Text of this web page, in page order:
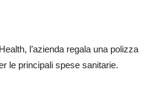
l’azienda regala una polizza
le principali spese sanitarie.